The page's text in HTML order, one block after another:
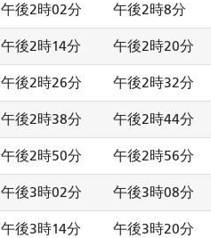
午後2時02分 午後2時8分
午後2時14分 午後2時20分
午後2時26分 午後2時32分
午後2時38分 午後2時44分
午後2時50分 午後2時56分
午後3時02分 午後3時08分
午後3時14分 午後3時20分